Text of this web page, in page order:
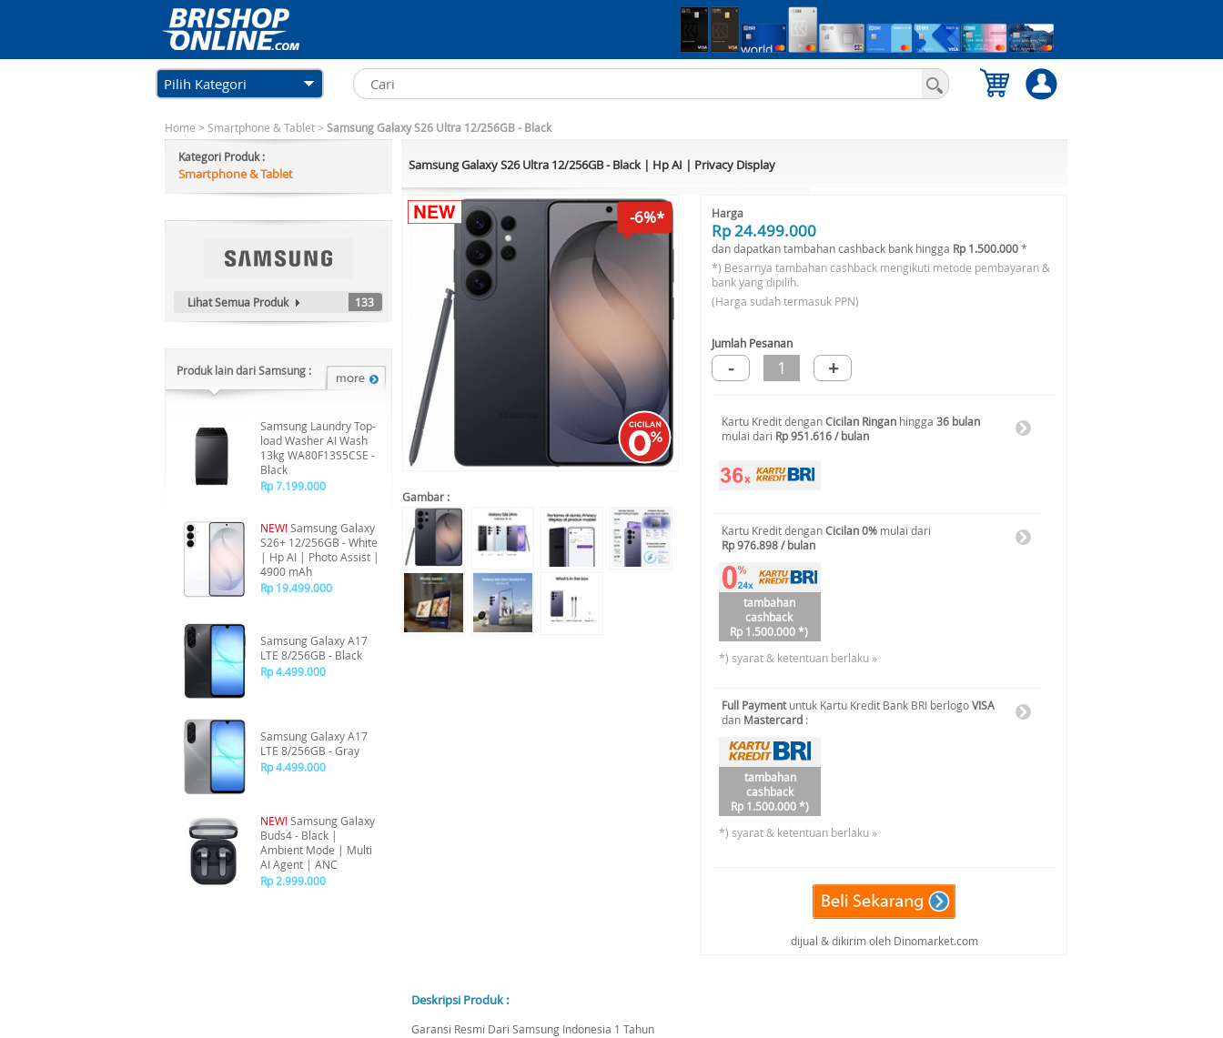
Pilih Kategori
Home > Smartphone & Tablet> Samsung Galaxy S26 Ultra 12/256GB - Black
Kategori Produk :
Smartphone & Tablet
Lihat Semua Produk 133
Produk lain dari Samsung :
Samsung Laundry Top-
load Washer AI Wash
13kg WA80F13S5CSE -
Black
Rp 7.199.000
NEW!Samsung Galaxy
S26+ 12/256GB - White
| Hp AI | Photo Assist |
4900 mAh
Rp 19.499.000
Samsung Galaxy A17
LTE 8/256GB - Black
Rp 4.499.000
Samsung Galaxy A17
LTE 8/256GB - Gray
Rp 4.499.000
NEW!Samsung Galaxy
Buds4 - Black |
Ambient Mode | Multi
AI Agent | ANC
Rp 2.999.000
Samsung Galaxy S26 Ultra 12/256GB - Black | Hp AI | Privacy Display
-6%*
Gambar :
Harga
Rp 24.499.000
dan dapatkan tambahan cashback bank hingga Rp 1.500.000*
*) Besarnya tambahan cashback mengikuti metode pembayaran &
bank yang dipilih.
(Harga sudah termasuk PPN)
Jumlah Pesanan
- 1 +
Kartu Kredit denganCicilan Ringan hingga 36 bulan
mulai dari Rp 951.616 / bulan
Kartu Kredit denganCicilan 0% mulai dari
Rp 976.898 / bulan
tambahan
cashback
Rp 1.500.000 *)
*) syarat & ketentuan berlaku »
Full Paymentuntuk Kartu Kredit Bank BRI berlogoVISA
dan Mastercard :
tambahan
cashback
Rp 1.500.000 *)
*) syarat & ketentuan berlaku »
dijual & dikirim oleh Dinomarket.com
Deskripsi Produk :
Garansi Resmi Dari Samsung Indonesia 1 Tahun